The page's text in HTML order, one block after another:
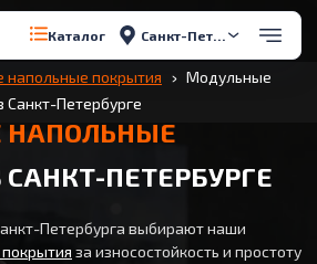
Каталог Санкт-Петербург
покрытия
Модульные
Санкт-Петербурге
САНКТ-ПЕТЕРБУРГЕ
Петербурга выбирают наши
за износостойкость и простоту